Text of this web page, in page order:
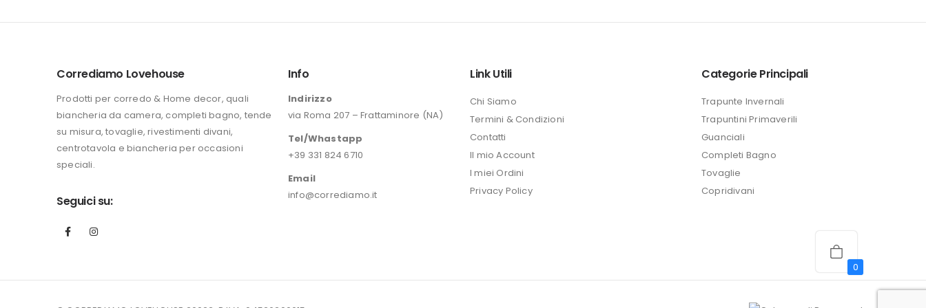
era:
è:
era:
è:
Corrediamo Lovehouse
Prodotti per corredo & Home decor, quali
biancheria da camera, completi bagno, tende
su misura, tovaglie, rivestimenti divani,
centrotavola e biancheria per occasioni
speciali.
Seguici su:
Info
Indirizzo
via Roma 207 – Frattaminore (NA)
Tel/Whastapp
+39 331 824 6710
Email
info@corrediamo.it
Link Utili
Chi Siamo
Termini & Condizioni
Contatti
Il mio Account
I miei Ordini
Privacy Policy
Categorie Principali
Trapunte Invernali
Trapuntini Primaverili
Guanciali
Completi Bagno
Tovaglie
Copridivani
0